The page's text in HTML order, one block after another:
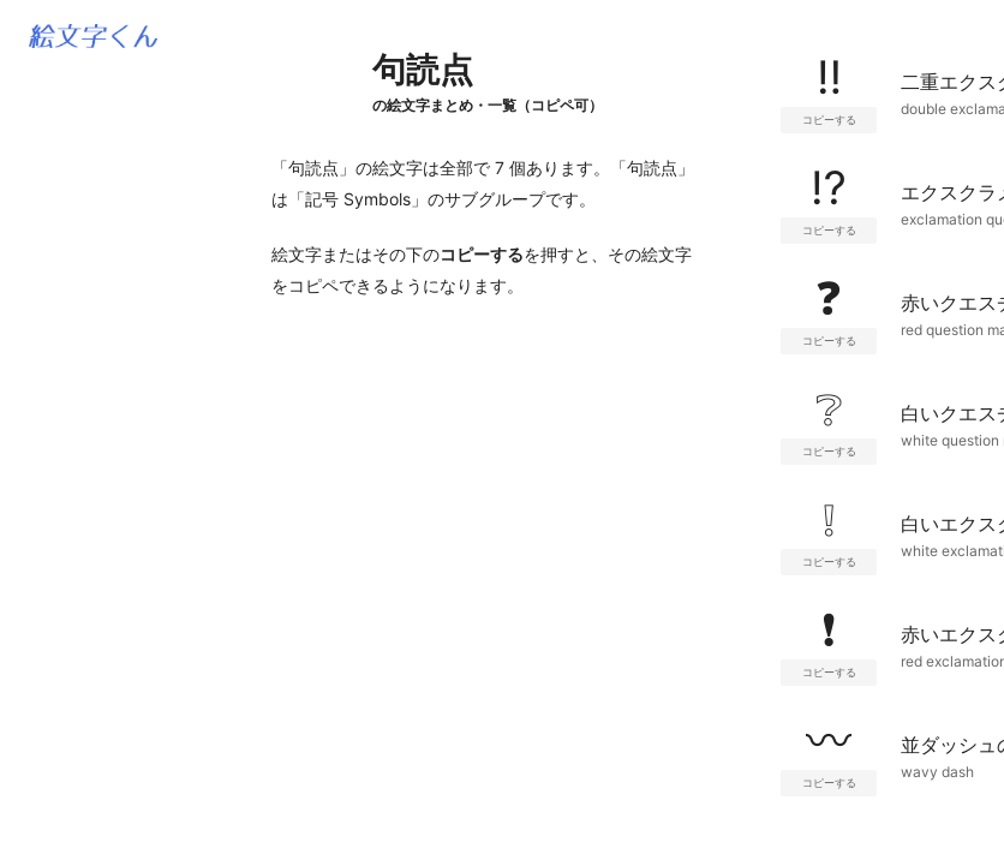
句読点
の絵文字まとめ・一覧（コピペ可）
「句読点」の絵文字は全部で 7 個あります。「句読点」
は「記号 Symbols」のサブグループです。
絵文字またはその下のコピーするを押すと、その絵文字
をコピペできるようになります。
‼
コピーする
二重エク
double
⁉
コピーする
エクスクラ
exclamation
❓
コピーする
赤いクエス
red question
❔
コピーする
白いクエス
white question
❕
コピーする
白いエクス
white
❗
コピーする
赤いエクス
red
〰
コピーする
並ダッシュ
wavy dash